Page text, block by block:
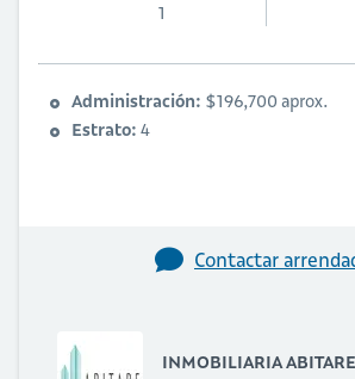
1
Administración: $196,700 aprox.
Estrato: 4
Contactar
INMOBILIARIA